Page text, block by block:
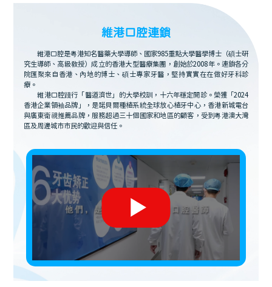
維港口腔連鎖
維港口腔是粵港知名醫藥大學導師、國家985重點大學醫學博士（碩士研
究生導師、高級教授）成立的香港大型醫療集團，創始於2008年。連鎖各分
院匯聚來自香港、內地的博士、碩士專家牙醫，堅持實實在在做好牙科診
療。
維港口腔踐行「醫道濟世」的大學校訓，十六年穩定開診。榮獲「2024
香港企業領袖品牌」，是諾貝爾種植系統全球放心植牙中心，香港新城電台
與廣東衛視推薦品牌，服務超過三十個國家和地區的顧客，受到粵港澳大灣
區及周邊城市市民的歡迎與信任。